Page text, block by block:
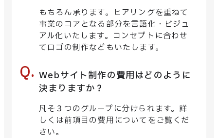
もちろん承ります。ヒアリングを重ねて
事業のコアとなる部分を言語化・ビジュ
アル化いたします。コンセプトに合わせ
てロゴの制作などもいたします。
Webサイト制作の費用はどのように
決まりますか？
凡そ３つのグループに分けられます。詳
しくは前項目の費用についてをご覧くだ
さい。